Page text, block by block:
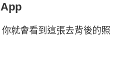
就會看到這張去背後的照